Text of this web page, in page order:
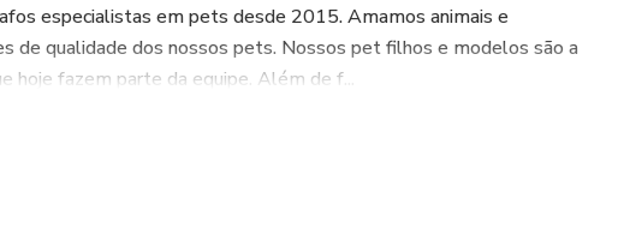
especialistas em pets desde 2015. Amamos animais e
de qualidade dos nossos pets. Nossos pet filhos e modelos são a
fazem parte da equipe. Além de f...